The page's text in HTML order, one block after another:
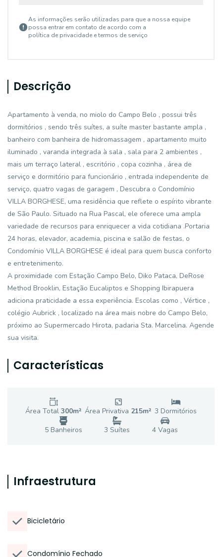
As informações serão utilizadas para que a nossa equipe
possa entrar em contato de acordo com a
política de privacidade e termos de serviço
Descrição
Apartamento à venda, no miolo do Campo Belo , possui três
dormitórios , sendo três suítes, a suíte master bastante ampla ,
banheiro com banheira de hidromassagem , apartamento muito
iluminado , varanda integrada à sala , sala para 2 ambientes ,
mais um terraço lateral , escritório , copa cozinha , área de
serviço e dormitório para funcionário , entrada independente de
serviço, quatro vagas de garagem , Descubra o Condomínio
VILLA BORGHESE, uma residência que reflete o espírito vibrante
de São Paulo. Situado na Rua Pascal, ele oferece uma ampla
variedade de recursos para enriquecer a vida cotidiana .Portaria
24 horas, elevador, academia, piscina e salão de festas, o
Condomínio VILLA BORGHESE é ideal para quem busca conforto
e entretenimento.
A proximidade com Estação Campo Belo, Diko Pataca, DeRose
Method Brooklin, Estação Eucaliptos e Shopping Ibirapuera
adiciona praticidade a essa experiência. Escolas como , Vértice ,
colégio Aubrick , localizado na área mais nobre do Campo Belo,
próximo ao Supermercado Hirota, padaria Sta. Marcelina. Agende
sua visita.
Características
Área Total 300m² Área Privativa 215m² 3 Dormitórios
5Banheiros 3 Suítes 4Vagas
Infraestrutura
Bicicletário
Condomínio Fechado